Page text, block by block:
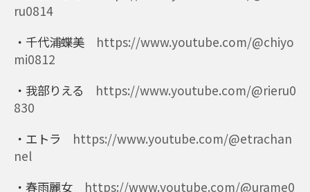
ru0814
・千代浦蝶美 https://www.youtube.com/@chiyo
mi0812
・我部りえる https://www.youtube.com/@rieru0
830
・エトラ https://www.youtube.com/@etrachan
nel
・春雨麗女 https://www.youtube.com/@urame0